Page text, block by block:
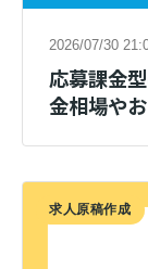
2026/07/30
応募課金
金相場や
求人原稿作成